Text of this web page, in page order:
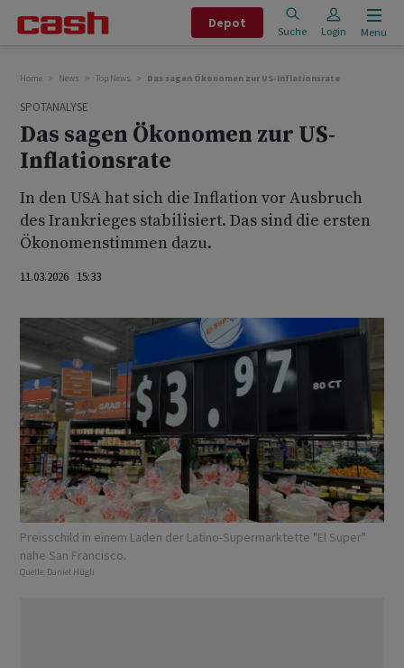
Depot
Suche Login Menu
Home News Top News Das sagen Ökonomen zur US-Inflationsrate
SPOTANALYSE
Das sagen Ökonomen zur US-
Inflationsrate
In den USA hat sich die Inflation vor Ausbruch
des Irankrieges stabilisiert. Das sind die ersten
Ökonomenstimmen dazu.
11.03.2026 15:33
Preisschild in einem Laden der Latino-Supermarktette "El Super"
nahe San Francisco.
Quelle: Daniel Hügli